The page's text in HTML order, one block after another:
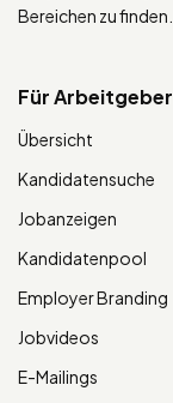
Bereichen zu finden.
Für Arbeitgeber
Übersicht
Kandidatensuche
Jobanzeigen
Kandidatenpool
Employer Branding
Jobvideos
E-Mailings